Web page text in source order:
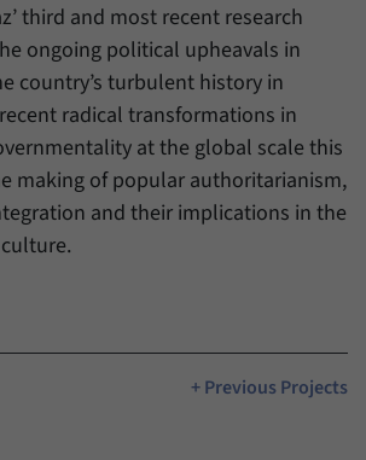
third and most recent research
ongoing political upheavals in
country’s turbulent history in
radical transformations in
at the global scale this
making of popular authoritarianism,
and their implications in the
+ Previous Projects